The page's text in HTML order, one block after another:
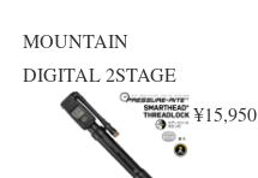
MOUNTAIN
DIGITAL 2STAGE
¥15,950